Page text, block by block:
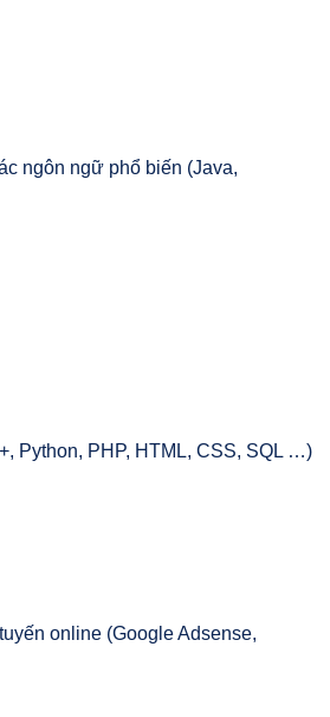
ngôn ngữ phổ biến (Java,
Python, PHP, HTML, CSS, SQL …)
online (Google Adsense,